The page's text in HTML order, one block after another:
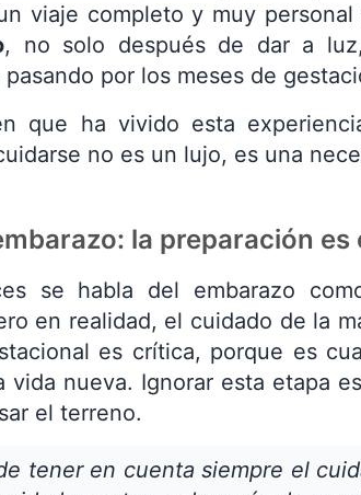
viaje completo y muy personal
, no solo después de dar a
pasando por los meses de
que ha vivido esta
no es un lujo, es una
la preparación es
se habla del embarazo
en realidad, el cuidado de la
es crítica, porque es
vida nueva. Ignorar esta etapa
el terreno.
tener en cuenta siempre el